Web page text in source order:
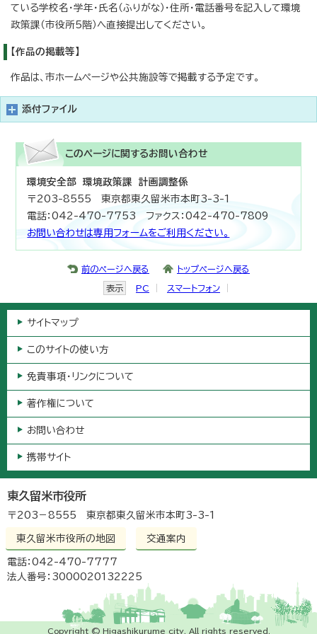
ている学校名・学年・氏名（ふりがな）・住所・電話番号を記入して環境
政策課（市役所5階）へ直接提出してください。
【作品の掲載等】
作品は、市ホームページや公共施設等で掲載する予定です。
添付ファイル
このページに関するお問い合わせ
環境安全部 環境政策課 計画調整係
〒203-8555 東京都東久留米市本町3-3-1
電話：042-470-7753 ファクス：042-470-7809
お問い合わせは専用フォームをご利用ください。
前のページへ戻る トップページへ戻る
表示 PC スマートフォン
サイトマップ
このサイトの使い方
免責事項・リンクについて
著作権について
お問い合わせ
携帯サイト
東久留米市役所
〒203－8555 東京都東久留米市本町3-3-1
東久留米市役所の地図 交通案内
電話：042-470-7777
法人番号：3000020132225
Copyright © Higashikurume city. All rights reserved.